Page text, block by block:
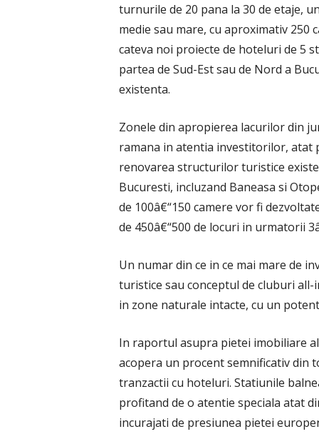
turnurile de 20 pana la 30 de etaje,
medie sau mare, cu aproximativ
cateva noi proiecte de hoteluri de 5
partea de Sud-Est sau de Nord a
existenta.
Zonele din apropierea lacurilor din
ramana in atentia investitorilor,
renovarea structurilor turistice
Bucuresti, incluzand Baneasa si
de 100â€“150 camere vor fi
de 450â€“500 de locuri in urmatorii
Un numar din ce in ce mai mare de
turistice sau conceptul de cluburi
in zone naturale intacte, cu un
In raportul asupra pietei imobiliare
acopera un procent semnificativ din
tranzactii cu hoteluri. Statiunile
profitand de o atentie speciala atat
incurajati de presiunea pietei